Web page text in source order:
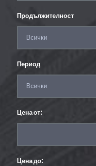
Продължителност
Период
Цена от:
Цена до: